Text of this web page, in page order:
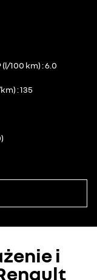
(l/100 km) 6.0
135
i